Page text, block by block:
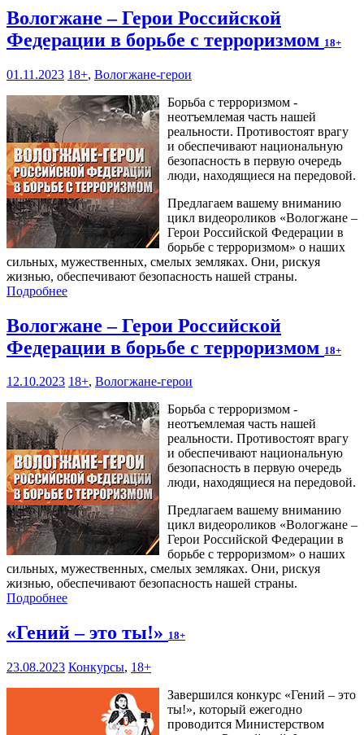
Вологжане – Герои Российской
Федерации в борьбе с терроризмом 18+
01.11.2023 18+, Вологжане-герои
Борьба с терроризмом -
неотъемлемая часть нашей
реальности. Противостоят врагу
и обеспечивают национальную
безопасность в первую очередь
люди, находящиеся на передовой.
Предлагаем вашему вниманию
цикл видеороликов «Вологжане –
Герои Российской Федерации в
борьбе с терроризмом» о наших
сильных, мужественных, смелых земляках. Они, рискуя
жизнью, обеспечивают безопасность нашей страны.
Подробнее
Вологжане – Герои Российской
Федерации в борьбе с терроризмом 18+
12.10.2023 18+, Вологжане-герои
Борьба с терроризмом -
неотъемлемая часть нашей
реальности. Противостоят врагу
и обеспечивают национальную
безопасность в первую очередь
люди, находящиеся на передовой.
Предлагаем вашему вниманию
цикл видеороликов «Вологжане –
Герои Российской Федерации в
борьбе с терроризмом» о наших
сильных, мужественных, смелых земляках. Они, рискуя
жизнью, обеспечивают безопасность нашей страны.
Подробнее
«Гений – это ты!» 18+
23.08.2023 Конкурсы, 18+
Завершился конкурс «Гений – это
ты!», который ежегодно
проводится Министерством